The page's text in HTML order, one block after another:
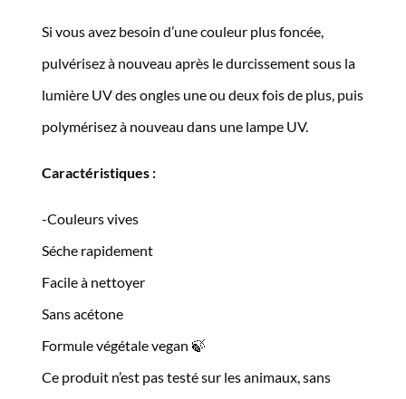
Si vous avez besoin d’une couleur plus foncée,
pulvérisez à nouveau après le durcissement sous la
lumière UV des ongles une ou deux fois de plus, puis
polymérisez à nouveau dans une lampe UV.
Caractéristiques :
-Couleurs vives
Séche rapidement
Facile à nettoyer
Sans acétone
Formule végétale vegan 🍃
Ce produit n’est pas testé sur les animaux, sans